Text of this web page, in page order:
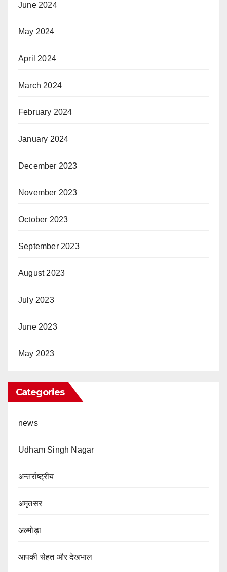
June 2024
May 2024
April 2024
March 2024
February 2024
January 2024
December 2023
November 2023
October 2023
September 2023
August 2023
July 2023
June 2023
May 2023
Categories
news
Udham Singh Nagar
अन्तर्राष्ट्रीय
अमृतसर
अल्मोड़ा
आपकी सेहत और देखभाल